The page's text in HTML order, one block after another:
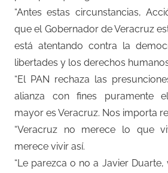
“Antes estas circunstancias,
que el Gobernador de Veracruz
está atentando contra la
libertades y los derechos
“El PAN rechaza las
alianza con fines puramente
mayor es Veracruz. Nos importa
“Veracruz no merece lo que
merece vivir así.
“Le parezca o no a Javier